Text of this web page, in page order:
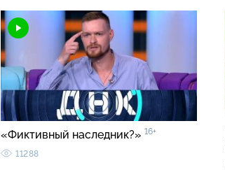
«Фиктивный наследник?» 16+
11288